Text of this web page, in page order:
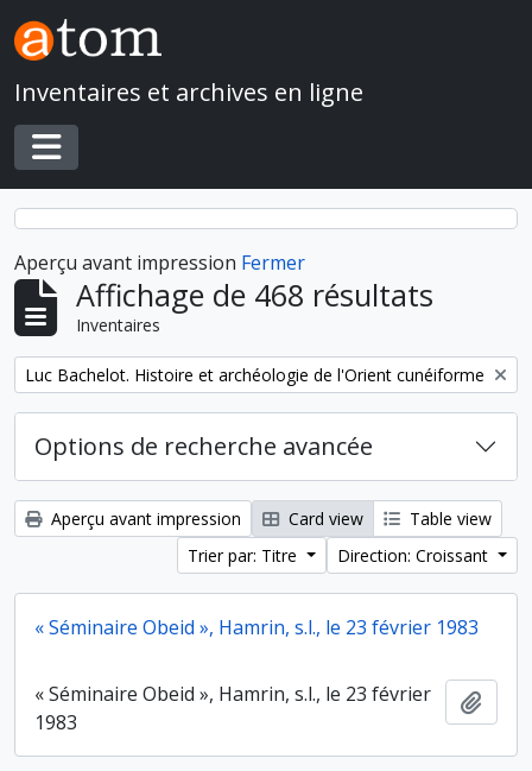
Skip to main content
Inventaires et archives en ligne
Toggle navigation
Aperçu avant impression Fermer
Affichage de 468 résultats
Inventaires
Remove filter:
Luc Bachelot. Histoire et archéologie de l'Orient cunéiforme
Options de recherche avancée
Aperçu avant impression Card view
Table view
Trier par: Titre
Direction: Croissant
« Séminaire Obeid », Hamrin, s.l., le 23 février 1983
« Séminaire Obeid », Hamrin, s.l., le 23 février
1983